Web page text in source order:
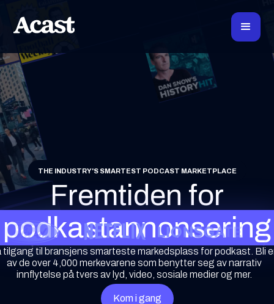
THE INDUSTRY'S SMARTEST PODCAST MARKETPLACE
Fremtiden for
podkastannonsering
tilgang til bransjens smarteste markedsplass for podkast. Bli
av de over 4,000 merkevarene som benytter seg av narrativ
innflytelse på tvers av lyd, video, sosiale medier og mer.
Kom i gang